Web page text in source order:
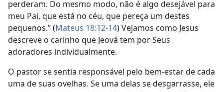
perderam. Do mesmo modo, não é algo desejável para
meu Pai, que está no céu, que pereça um destes
pequenos.” (Mateus 18:12-14) Vejamos como Jesus
descreve o carinho que Jeová tem por Seus
adoradores individualmente.
O pastor se sentia responsável pelo bem-estar de cada
uma de suas ovelhas. Se uma delas se desgarrasse, ele